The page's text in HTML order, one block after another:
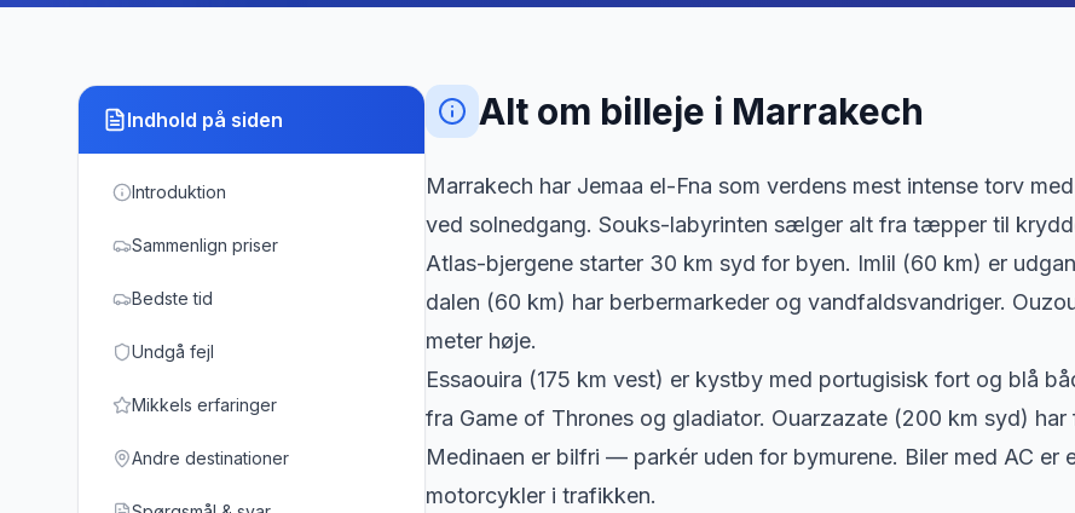
Indhold på siden
Introduktion
Sammenlign priser
Bedste tid
Undgå fejl
Mikkels erfaringer
Andre destinationer
Alt om billeje i Marrakech
Marrakech har Jemaa el-Fna som verdens mest intense torv
ved solnedgang. Souks-labyrinten sælger alt fra tæpper til
Atlas-bjergene starter 30 km syd for byen. Imlil (60 km) er
dalen (60 km) har berbermarkeder og vandfaldsvandriger.
meter høje.
Essaouira (175 km vest) er kystby med portugisisk fort og blå
fra Game of Thrones og gladiator. Ouarzazate (200 km syd)
Medinaen er bilfri — parkér uden for bymurene. Biler med AC er
motorcykler i trafikken.